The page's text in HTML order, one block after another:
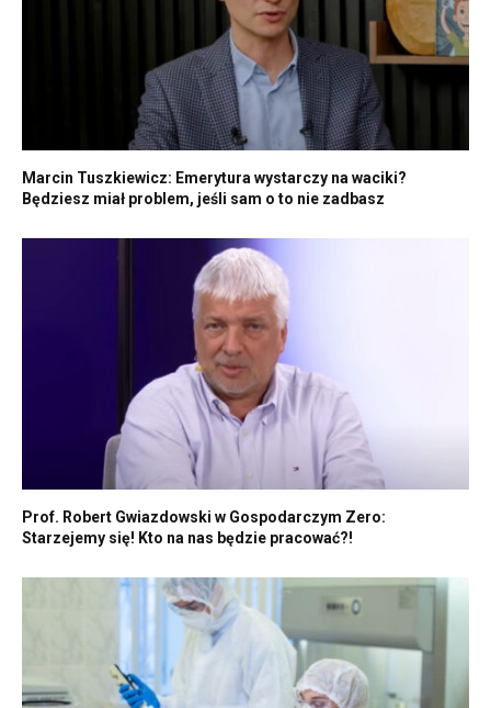
Marcin Tuszkiewicz: Emerytura wystarczy na waciki?
Będziesz miał problem, jeśli sam o to nie zadbasz
Prof. Robert Gwiazdowski w Gospodarczym Zero:
Starzejemy się! Kto na nas będzie pracować?!